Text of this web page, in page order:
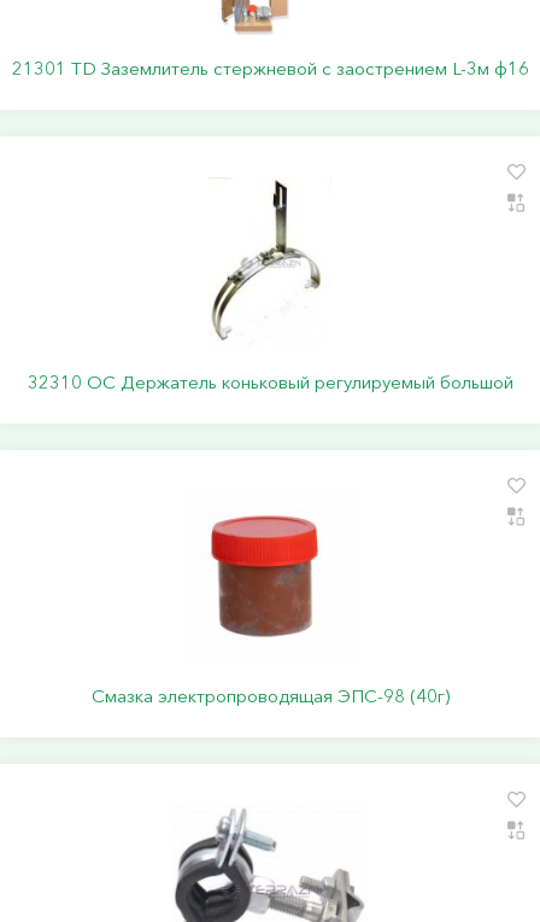
21301 TD Заземлитель стержневой c заострением L-3м ф16
32310 ОС Держатель коньковый регулируемый большой
Смазка электропроводящая ЭПС-98 (40г)